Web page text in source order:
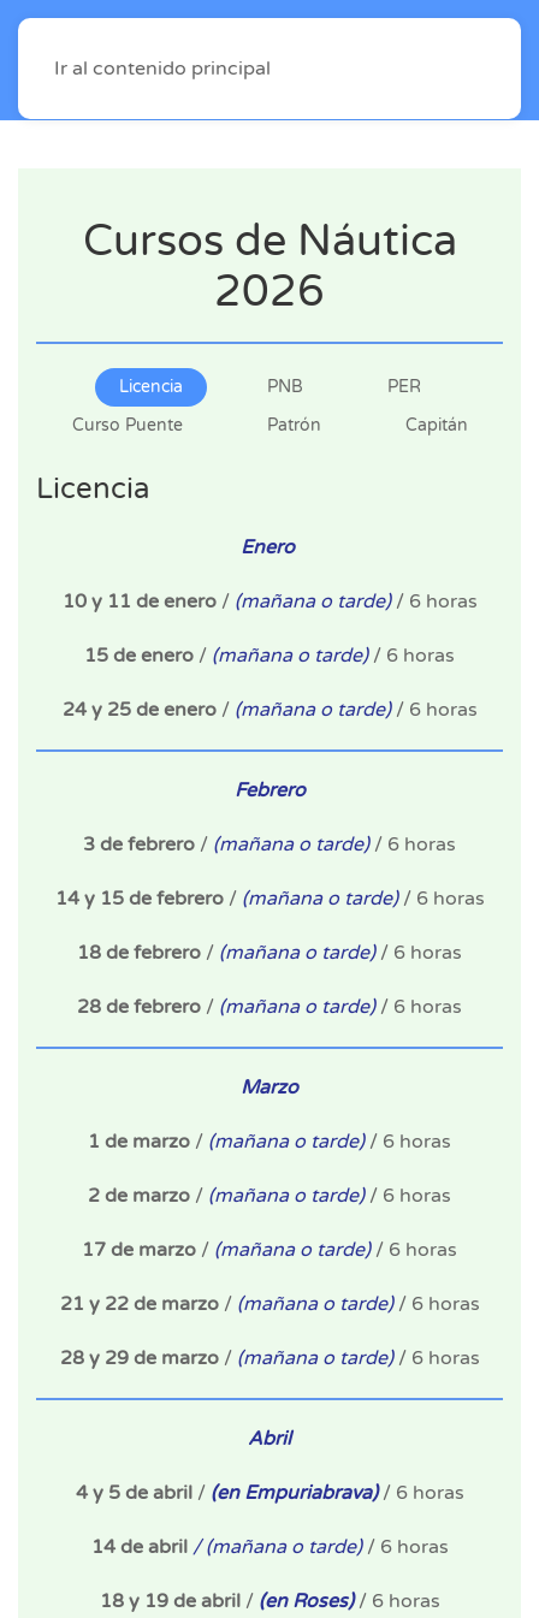
Ir al contenido principal
Cursos de Náutica
2026
Licencia PNB
PER
Curso Puente
Patrón Capitán
Licencia
Enero
10 y 11 de enero/ (mañana o tarde)/ 6 horas
15 de enero / (mañana o tarde)/ 6 horas
24 y 25 de enero/ (mañana o tarde)/ 6 horas
Febrero
3 de febrero / (mañana o tarde)/ 6 horas
14 y 15 de febrero/ (mañana o tarde)/ 6 horas
18 de febrero / (mañana o tarde)/ 6 horas
28 de febrero / (mañana o tarde)/ 6 horas
Marzo
1 de marzo / (mañana o tarde)/ 6 horas
2 de marzo / (mañana o tarde)/ 6 horas
17 de marzo / (mañana o tarde)/ 6 horas
21 y 22 de marzo/ (mañana o tarde)/ 6 horas
28 y 29 de marzo/ (mañana o tarde)/ 6 horas
Abril
4 y 5 de abril/ (en Empuriabrava)/ 6 horas
14 de abril / (mañana o tarde)/ 6 horas
18 y 19 de abril/ (en Roses)/ 6 horas